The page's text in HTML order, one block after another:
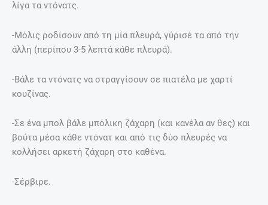
λίγα τα ντόνατς.
-Μόλις ροδίσουν από τη μία πλευρά, γύρισέ τα από την
άλλη (περίπου 3-5 λεπτά κάθε πλευρά).
-Βάλε τα ντόνατς να στραγγίσουν σε πιατέλα με χαρτί
κουζίνας.
-Σε ένα μπολ βάλε μπόλικη ζάχαρη (και κανέλα αν θες) και
βούτα μέσα κάθε ντόνατ και από τις δύο πλευρές να
κολλήσει αρκετή ζάχαρη στο καθένα.
-Σέρβιρε.